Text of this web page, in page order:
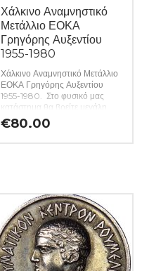
Χάλκινο Αναμνηστικό
Μετάλλιο ΕΟΚΑ
Γρηγόρης Αυξεντίου
1955-1980
Χάλκινο Αναμνηστικό Μετάλλιο
ΕΟΚΑ Γρηγόρης Αυξεντίου
1955-1980. Στο φυσικό μας
κατάστημα θα βρείτε μεγάλη
ποικιλία ελληνικών και ξένων
νομισμάτων και
€80.00